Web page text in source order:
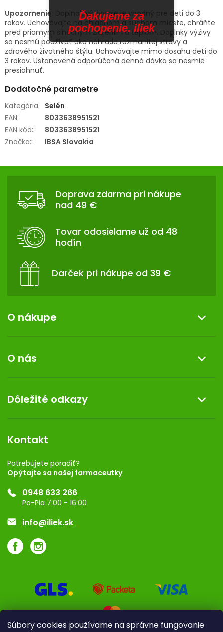
Súbory cookies používame na správne fungovanie
Upozornenie
: Doplnok výživy nie je vhodný pre deti do 3
rokov. Uchovávajte na chladnom a suchom mieste, chráňte
pred priamym slnečným žiarením a teplom. Doplnky výživy
sa nesmú používať ako náhrada rozmanitej stravy a
zdravého životného štýlu. Uchovávajte mimo dosahu detí do
3 rokov. Ustanovená odporúčaná denná dávka sa nesmie
presiahnuť.
Dodatočné parametre
Kategória: Selén
EAN:
8033638951521
EAN kód::
8033638951521
Značka:: IBSA Slovakia
Z
Doprava zdarma pri nákupe
nad 49 €
Tovar odosielame už od 48
hodín
Darček pri nákupe od 39 €
O nákupe
Reklamácia a vrátenie tovaru
Doprava a platba
Darček k nákupu
O nás
Kontakt
Dermocentrum
Dôležité odkazy
Rozhodnutie na prevádzku
Registrácia
Ponuka pre firmy
Značky
Kontakt
Potrebujete poradiť?
Opýtajte sa našej farmaceutky
0948 633 266
Po-Pia 7:00 - 16:00
info@iliek.sk
Ďakujeme za
pochopenie. iliek